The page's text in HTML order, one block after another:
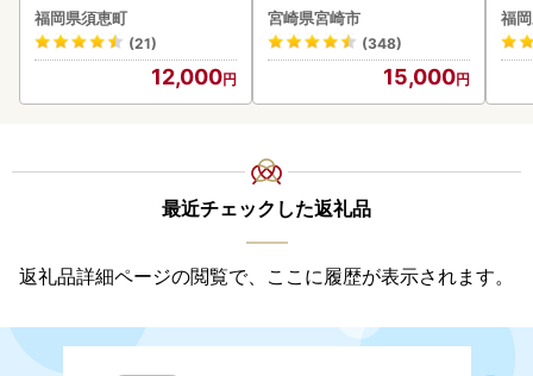
福岡県須恵町
(21)
12,000
宮崎県宮崎市
(348)
15,000
福
最近チェックした返礼品
返礼品詳細ページの閲覧で、ここに履歴が表示されます。